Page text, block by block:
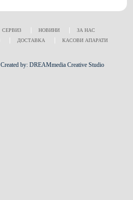
СЕРВИЗ НОВИНИ
ЗА НАС
ДОСТАВКА КАСОВИ АПАРАТИ
Created by: DREAMmedia Creative Studio